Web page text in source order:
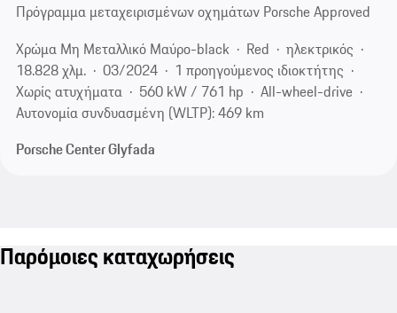
Πρόγραμμα μεταχειρισμένων οχημάτων Porsche Approved
Χρώμα Μη Μεταλλικό Μαύρο-black
Red
ηλεκτρικός
18.828 χλμ.
03/2024
1 προηγούμενος ιδιοκτήτης
Χωρίς ατυχήματα
560 kW / 761 hp
All-wheel-drive
Αυτονομία συνδυασμένη (WLTP): 469 km
Porsche Center Glyfada
Παρόμοιες καταχωρήσεις